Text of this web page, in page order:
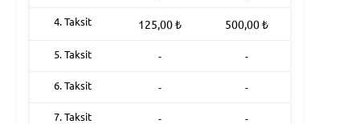
4. Taksit 125,00₺ 500,00₺
5. Taksit - -
6. Taksit - -
7. Taksit - -